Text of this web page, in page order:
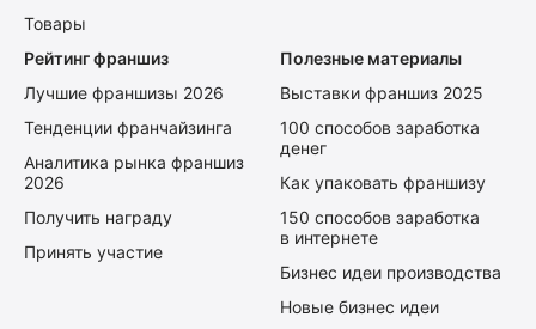
Товары
Рейтинг франшиз
Лучшие франшизы 2026
Тенденции франчайзинга
Аналитика рынка франшиз
2026
Получить награду
Принять участие
Полезные материалы
Выставки франшиз 2025
100 способов заработка
денег
Как упаковать франшизу
150 способов заработка
в интернете
Бизнес идеи производства
Новые бизнес идеи